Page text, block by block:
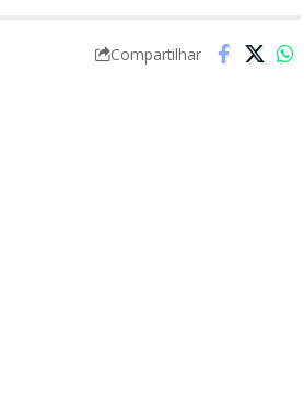
Compartilhar